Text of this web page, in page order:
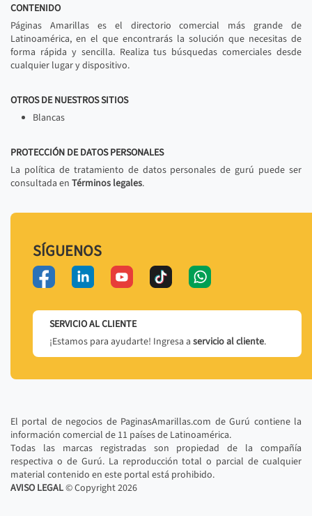
CONTENIDO
Páginas Amarillas es el directorio comercial más grande de
Latinoamérica, en el que encontrarás la solución que necesitas de
forma rápida y sencilla. Realiza tus búsquedas comerciales desde
cualquier lugar y dispositivo.
OTROS DE NUESTROS SITIOS
Blancas
PROTECCIÓN DE DATOS PERSONALES
La política de tratamiento de datos personales de gurú puede ser
consultada en Términos legales.
SÍGUENOS
SERVICIO AL CLIENTE
¡Estamos para ayudarte! Ingresa a servicio al cliente.
El portal de negocios de PaginasAmarillas.com de Gurú contiene la
información comercial de 11 países de Latinoamérica.
Todas las marcas registradas son propiedad de la compañía
respectiva o de Gurú. La reproducción total o parcial de cualquier
material contenido en este portal está prohibido.
AVISO LEGAL© Copyright2026